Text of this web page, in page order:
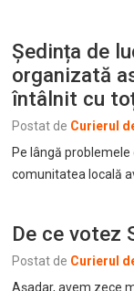
Ședința de
organizată
întâlnit cu
Postat de Curierul
Pe lângă
comunitatea locală
De ce votez
Postat de Curierul
Așadar, avem zece